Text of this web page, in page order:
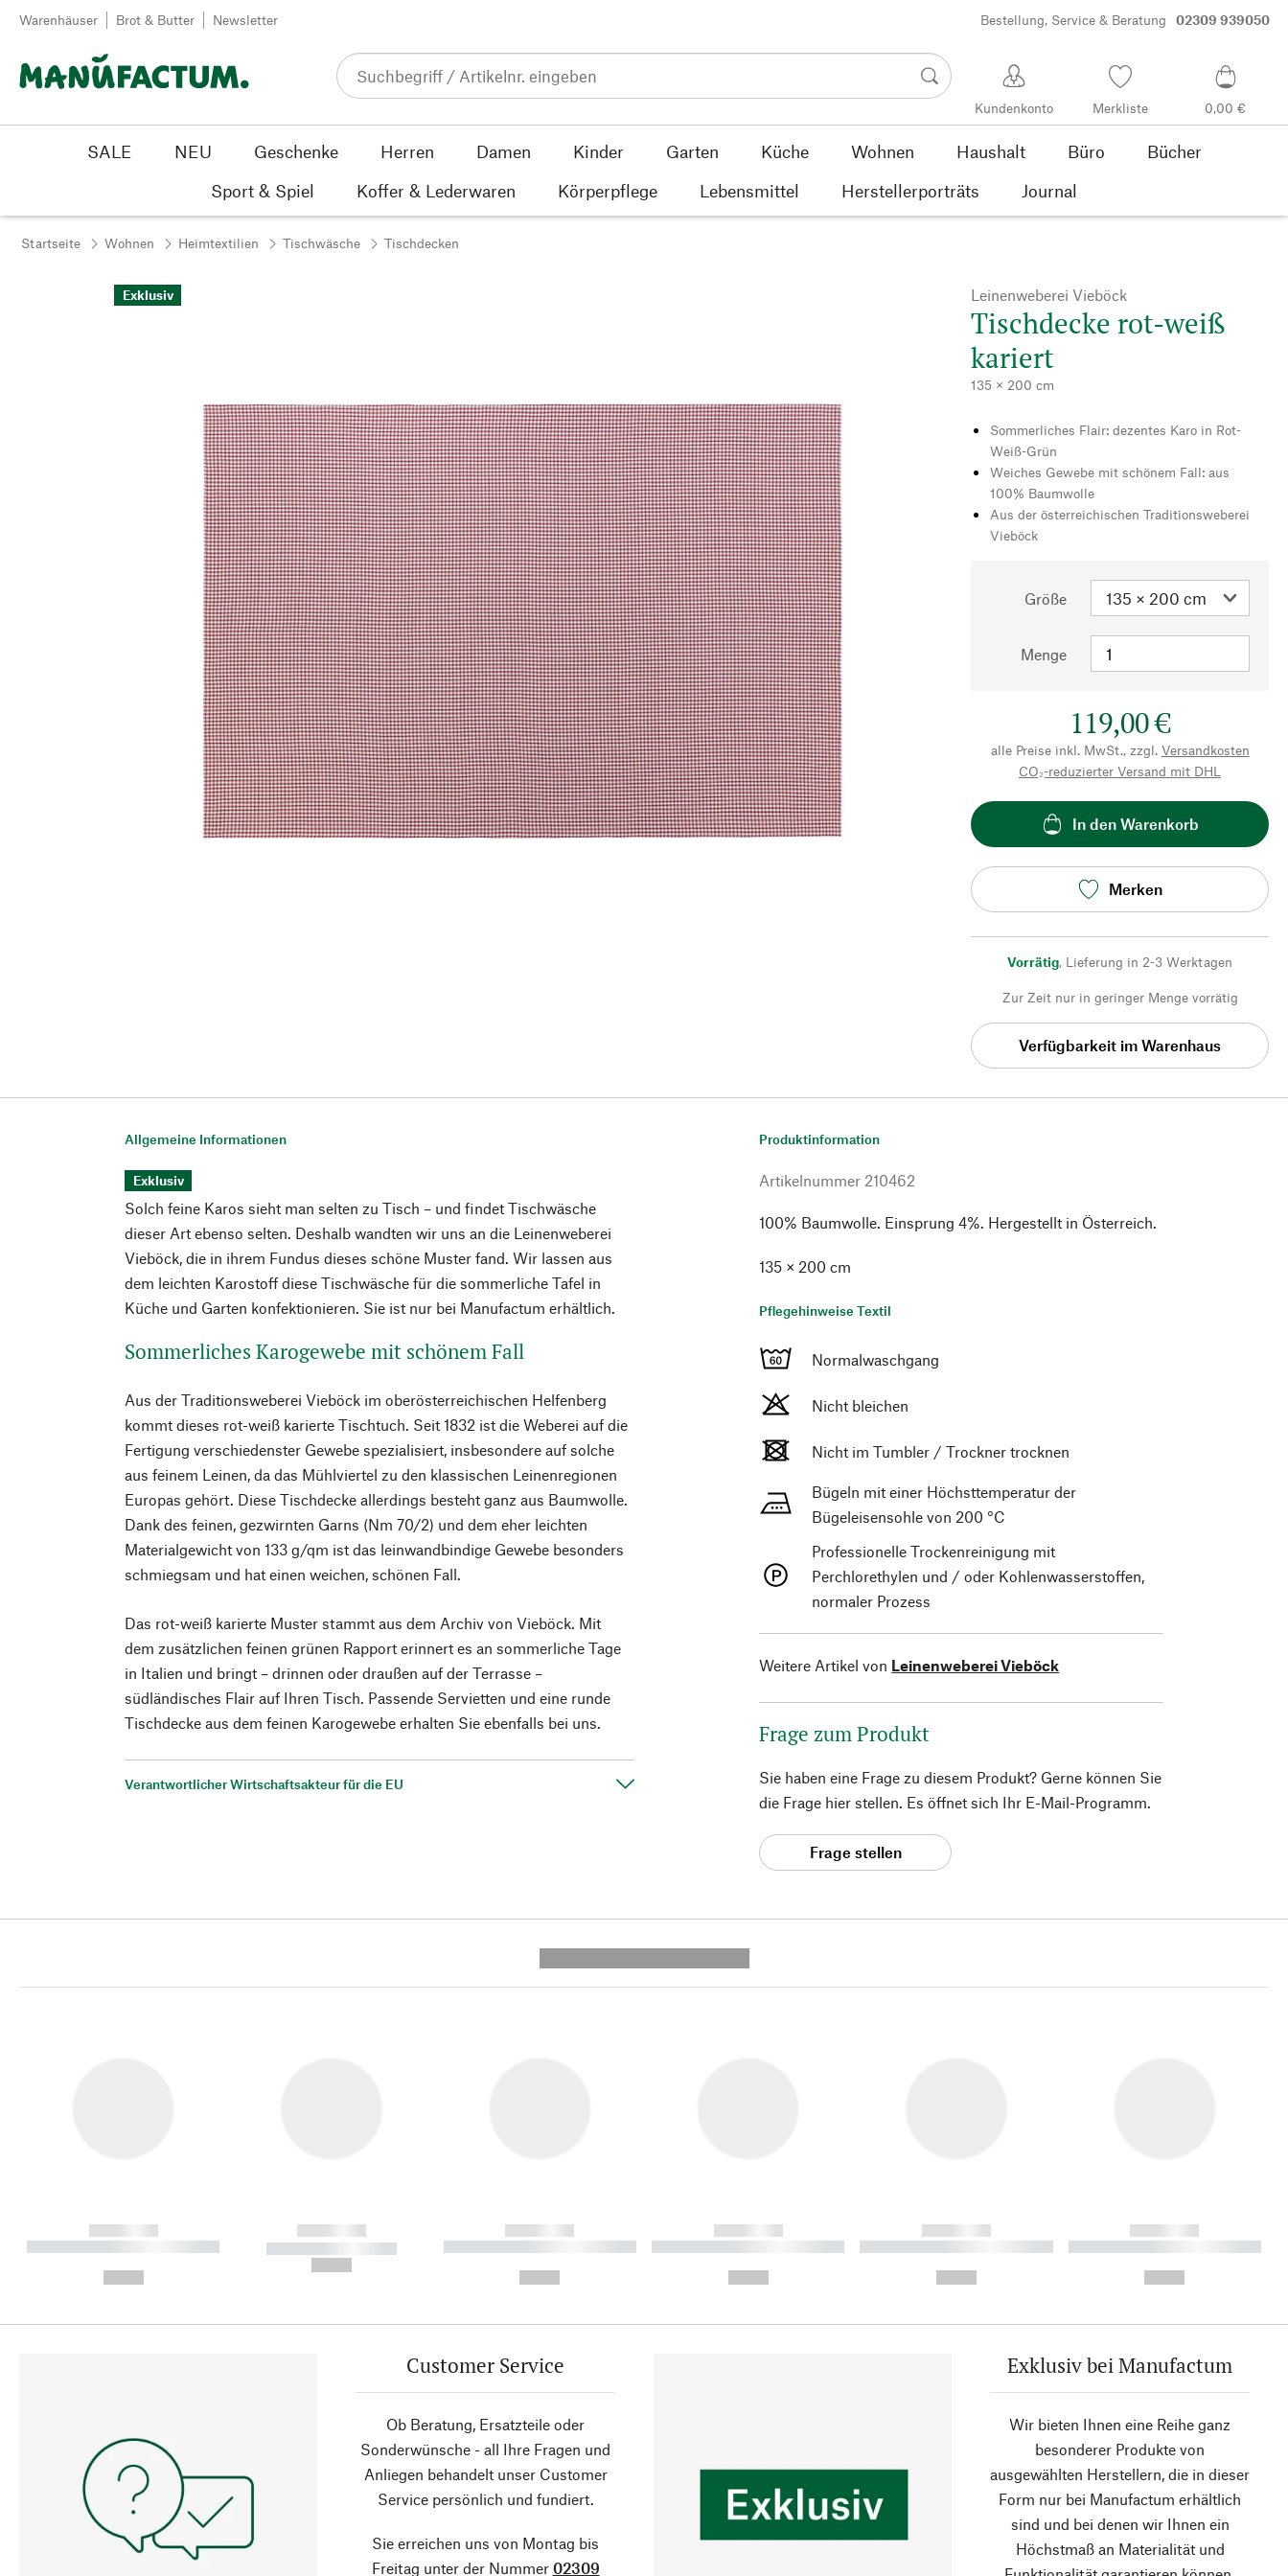
Zum Inhalt springen
Warenhäuser Brot & Butter Newsletter Bestellung, Service & Beratung 02309 939050
Kundenkonto Merkliste 0,00 €
SALE NEU Geschenke Herren Damen Kinder Garten Küche Wohnen Haushalt Büro
Bücher
Sport & Spiel
Koffer & Lederwaren Körperpflege Lebensmittel Herstellerporträts Journal
Startseite Wohnen Heimtextilien Tischwäsche Tischdecken
Exklusiv Leinenweberei Vieböck
Tischdecke rot-weiß
kariert
135 × 200 cm
Sommerliches Flair: dezentes Karo in Rot-
Weiß-Grün
Weiches Gewebe mit schönem Fall: aus
100% Baumwolle
Aus der österreichischen Traditionsweberei
Vieböck
Größe
Menge
119,00 €
alle Preise inkl. MwSt., zzgl. Versandkosten
CO₂-reduzierter Versand mit DHL
In den Warenkorb
Merken
Vorrätig, Lieferung in 2-3 Werktagen
Zur Zeit nur in geringer Menge vorrätig
Verfügbarkeit im Warenhaus
Allgemeine Informationen
Exklusiv
Solch feine Karos sieht man selten zu Tisch – und findet Tischwäsche
dieser Art ebenso selten. Deshalb wandten wir uns an die Leinenweberei
Vieböck, die in ihrem Fundus dieses schöne Muster fand. Wir lassen aus
dem leichten Karostoff diese Tischwäsche für die sommerliche Tafel in
Küche und Garten konfektionieren. Sie ist nur bei Manufactum erhältlich.
Sommerliches Karogewebe mit schönem Fall
Aus der Traditionsweberei Vieböck im oberösterreichischen Helfenberg
kommt dieses rot-weiß karierte Tischtuch. Seit 1832 ist die Weberei auf die
Fertigung verschiedenster Gewebe spezialisiert, insbesondere auf solche
aus feinem Leinen, da das Mühlviertel zu den klassischen Leinenregionen
Europas gehört. Diese Tischdecke allerdings besteht ganz aus Baumwolle.
Dank des feinen, gezwirnten Garns (Nm 70/2) und dem eher leichten
Materialgewicht von 133 g/qm ist das leinwandbindige Gewebe besonders
schmiegsam und hat einen weichen, schönen Fall.
Das rot-weiß karierte Muster stammt aus dem Archiv von Vieböck. Mit
dem zusätzlichen feinen grünen Rapport erinnert es an sommerliche Tage
in Italien und bringt – drinnen oder draußen auf der Terrasse –
südländisches Flair auf Ihren Tisch. Passende Servietten und eine runde
Tischdecke aus dem feinen Karogewebe erhalten Sie ebenfalls bei uns.
Verantwortlicher Wirtschaftsakteur für die EU
Produktinformation
Artikelnummer 210462
100% Baumwolle. Einsprung 4%. Hergestellt in Österreich.
135 × 200 cm
Pflegehinweise Textil
Normalwaschgang
Nicht bleichen
Nicht im Tumbler / Trockner trocknen
Bügeln mit einer Höchsttemperatur der
Bügeleisensohle von 200 °C
Professionelle Trockenreinigung mit
Perchlorethylen und / oder Kohlenwasserstoffen,
normaler Prozess
Weitere Artikel von Leinenweberei Vieböck
Frage zum Produkt
Sie haben eine Frage zu diesem Produkt? Gerne können Sie
die Frage hier stellen. Es öffnet sich Ihr E-Mail-Programm.
Frage stellen
------------
----------- ----------- ----------
------------
----------- -----------
------------
----------- ----------- ----------
------------
----------- ----------- ----------
------------
----------- ----------- ----------
------------
----------- ----------- ----------
Customer Service
Ob Beratung, Ersatzteile oder
Sonderwünsche - all Ihre Fragen und
Anliegen behandelt unser Customer
Service persönlich und fundiert.
Sie erreichen uns von Montag bis
Freitag unter der Nummer 02309
Exklusiv bei Manufactum
Wir bieten Ihnen eine Reihe ganz
besonderer Produkte von
ausgewählten Herstellern, die in dieser
Form nur bei Manufactum erhältlich
sind und bei denen wir Ihnen ein
Höchstmaß an Materialität und